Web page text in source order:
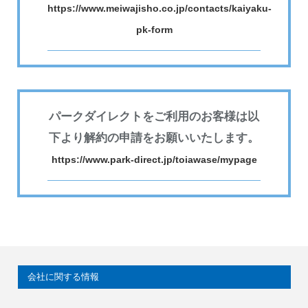
https://www.meiwajisho.co.jp/contacts/kaiyaku-
pk-form
パークダイレクトをご利用のお客様は以
下より解約の申請をお願いいたします。
https://www.park-direct.jp/toiawase/mypage
会社に関する情報